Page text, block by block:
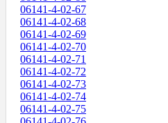
06141-4-02-67
06141-4-02-68
06141-4-02-69
06141-4-02-70
06141-4-02-71
06141-4-02-72
06141-4-02-73
06141-4-02-74
06141-4-02-75